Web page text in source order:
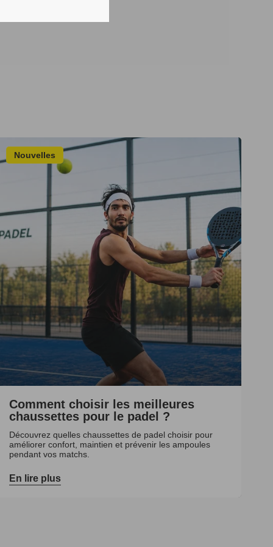
Nouvelles
Comment choisir les meilleures
chaussettes pour le padel ?
Découvrez quelles chaussettes de padel choisir pour
améliorer confort, maintien et prévenir les ampoules
pendant vos matchs.
En lire plus